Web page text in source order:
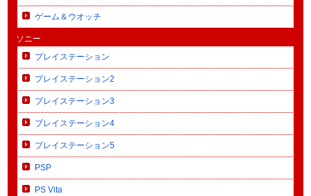
ゲーム＆ウオッチ
ソニー
プレイステーション
プレイステーション2
プレイステーション3
プレイステーション4
プレイステーション5
PSP
PS Vita